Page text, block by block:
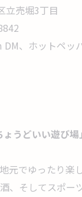
立売堀3丁目
DM、ホットペッ
うどいい遊び場
元でゆったり楽
、そしてスポー